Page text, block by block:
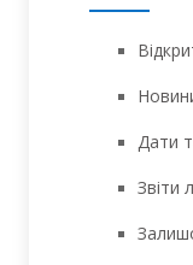
Дати
Звіти